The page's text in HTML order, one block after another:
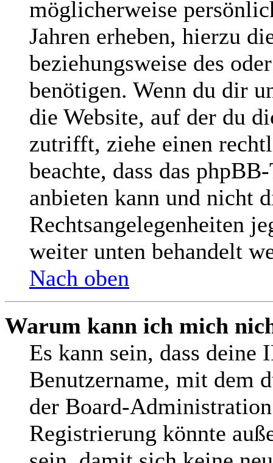
möglicherweise
Jahren erheben, hierzu
beziehungsweise des
benötigen. Wenn du dir
die Website, auf der du
zutrifft, ziehe einen
beachte, dass das
anbieten kann und nicht
Rechtsangelegenheiten
weiter unten behandelt
Nach oben
Warum kann ich mich
Es kann sein, dass deine
Benutzername, mit dem
der Board-
Registrierung könnte